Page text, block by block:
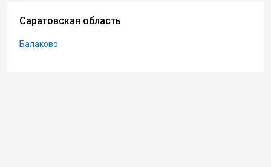
Саратовская область
Балаково